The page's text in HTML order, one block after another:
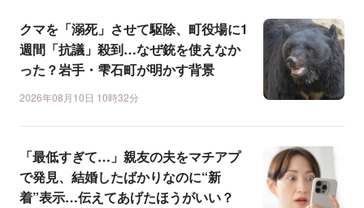
クマを「溺死」させて駆除、町役場に1
週間「抗議」殺到…なぜ銃を使えなか
った？岩手・雫石町が明かす背景
2026年08月10日 10時32分
「最低すぎて…」親友の夫をマチアプ
で発見、結婚したばかりなのに“新
着”表示…伝えてあげたほうがいい？